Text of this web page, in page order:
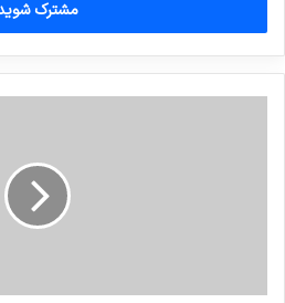
وارد
کنید